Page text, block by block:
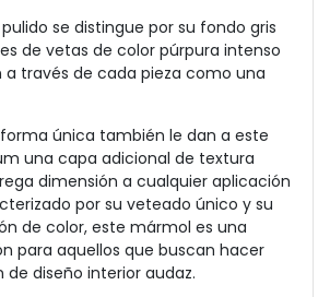
se distingue por su fondo gris
de vetas de color púrpura intenso
través de cada pieza como una
única también le dan a este
una capa adicional de textura
dimensión a cualquier aplicación
por su veteado único y su
de color, este mármol es una
para aquellos que buscan hacer
diseño interior audaz.